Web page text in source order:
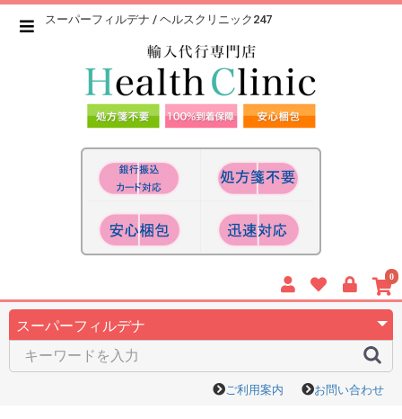
スーパーフィルデナ / ヘルスクリニック247
0
ご利用案内 お問い合わせ